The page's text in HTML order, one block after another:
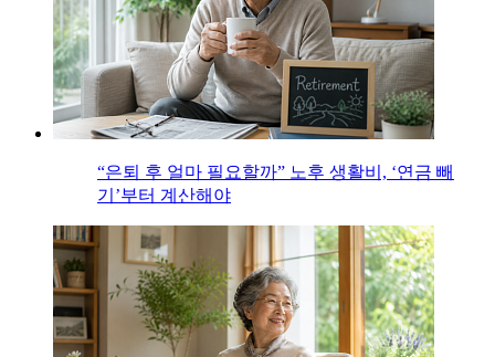
“은퇴 후 얼마 필요할까” 노후 생활비, ‘연금 빼
기’부터 계산해야